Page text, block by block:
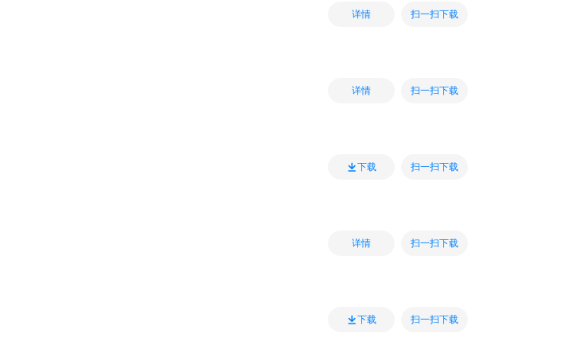
详情 扫一扫下载
详情 扫一扫下载
下载 扫一扫下载
详情 扫一扫下载
下载 扫一扫下载